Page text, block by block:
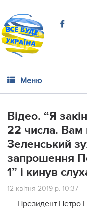
Меню
Відео. “Я
22 числа. Вам
Зеленський
запрошення
1” і кинув
12 квітня 2019 р. 10:37
Президент Петро